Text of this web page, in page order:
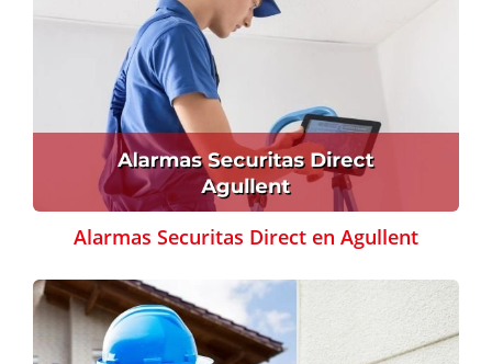
Alarmas Securitas Direct en Agullent